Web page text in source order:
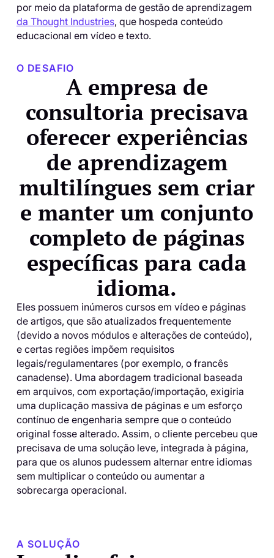
por meio da plataforma de gestão de aprendizagem
da Thought Industries, que hospeda conteúdo
educacional em vídeo e texto.
O DESAFIO
A empresa de
consultoria precisava
oferecer experiências
de aprendizagem
multilíngues sem criar
e manter um conjunto
completo de páginas
específicas para cada
idioma.
Eles possuem inúmeros cursos em vídeo e páginas
de artigos, que são atualizados frequentemente
(devido a novos módulos e alterações de conteúdo),
e certas regiões impõem requisitos
legais/regulamentares (por exemplo, o francês
canadense). Uma abordagem tradicional baseada
em arquivos, com exportação/importação, exigiria
uma duplicação massiva de páginas e um esforço
contínuo de engenharia sempre que o conteúdo
original fosse alterado. Assim, o cliente percebeu que
precisava de uma solução leve, integrada à página,
para que os alunos pudessem alternar entre idiomas
sem multiplicar o conteúdo ou aumentar a
sobrecarga operacional.
A SOLUÇÃO